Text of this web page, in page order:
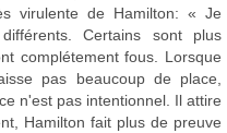
virulente de Hamilton: « Je
Certains sont plus
complétement fous. Lorsque
pas beaucoup de place,
n'est pas intentionnel. Il attire
Hamilton fait plus de preuve